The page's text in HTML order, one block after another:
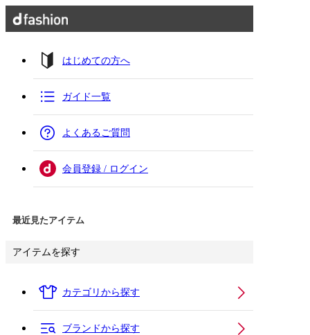
はじめての方へ
ガイド一覧
よくあるご質問
会員登録 / ログイン
最近見たアイテム
アイテムを探す
カテゴリから探す
ブランドから探す